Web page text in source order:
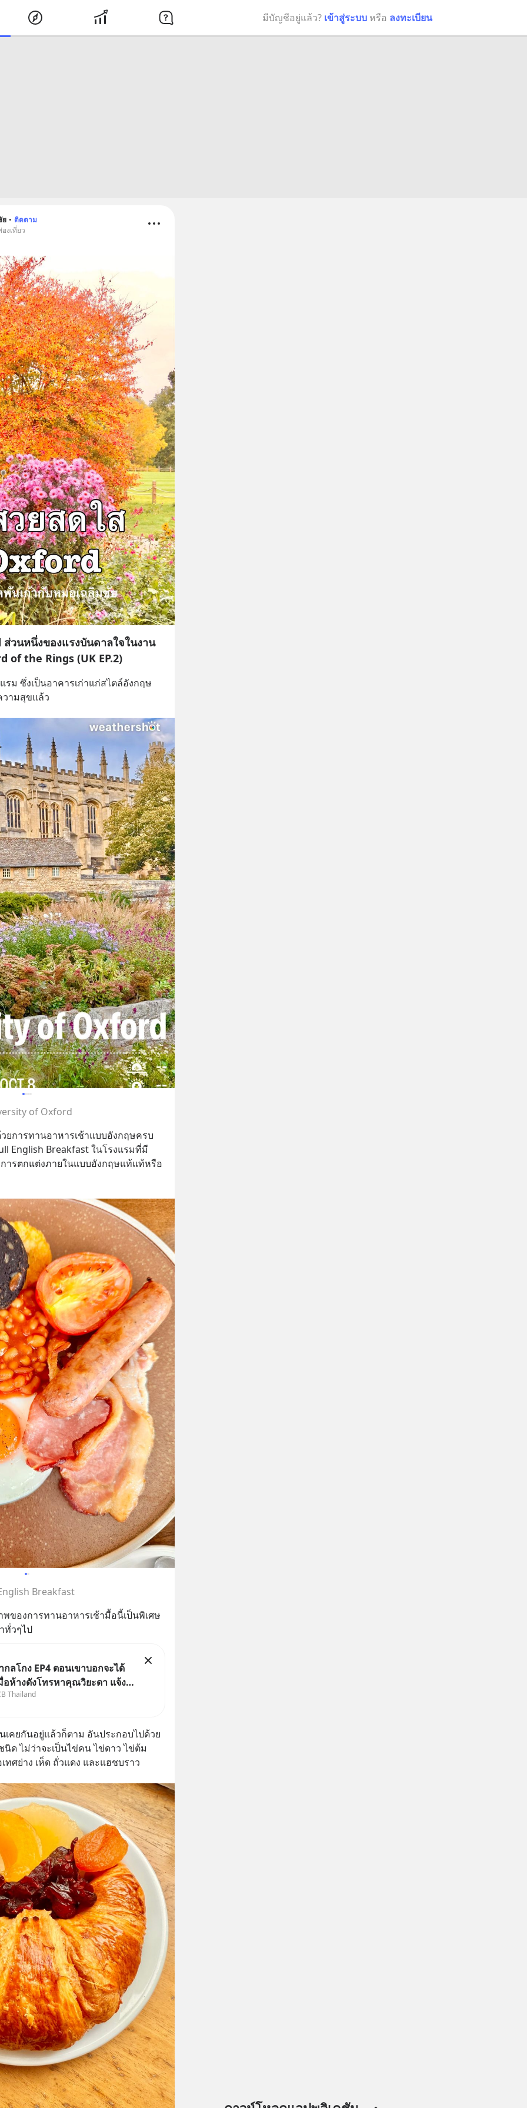
มีบัญชีอยู่แล้ว? เข้าสู่ระบบ หรือ ลงทะเบียน
ย • ติดตาม
งเที่ยว
วนหนึ่งของแรงบันดาลใจในงาน
of the Rings (UK EP.2)
ม ซึ่งเป็นอาคารเก่าแก่สไตล์อังกฤษ
ามสุขแล้ว
of Oxford
ยการทานอาหารเช้าแบบอังกฤษครบ
English Breakfast ในโรงแรมที่มี
ารตกแต่งภายในแบบอังกฤษแท้แท้หรือ
Breakfast
ของการทานอาหารเช้ามื้อนี้เป็นพิเศษ
ทั่วๆไป
กลโกง EP4 ตอนเขาบอกจะได้
อห้างดังโทรหาคุณวิยะดา แจ้ง
สินค้าแล้วบอกว่าจะคืนเงิน คุณ
Thailand
เคยกันอยู่แล้วก็ตาม อันประกอบไปด้วย
ด ไม่ว่าจะเป็นไข่คน ไข่ดาว ไข่ต้ม
ทศย่าง เห็ด ถั่วแดง และแฮชบราว